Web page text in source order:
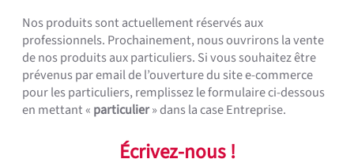
Nos produits sont actuellement réservés aux
professionnels. Prochainement, nous ouvrirons la vente
de nos produits aux particuliers. Si vous souhaitez être
prévenus par email de l’ouverture du site e-commerce
pour les particuliers, remplissez le formulaire ci-dessous
en mettant « particulier» dans la case Entreprise.
Écrivez-nous !